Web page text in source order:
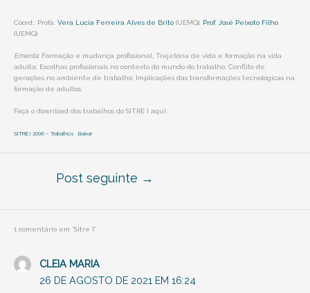
Coord.: Profa. Vera Lúcia Ferreira Alves de Brito (UEMG); Prof. José Peixoto Filho
(UEMG)
Ementa: Formação e mudança profissional; Trajetória de vida e formação na vida
adulta; Escolhas profissionais no contexto do mundo do trabalho; Conflito de
gerações no ambiente de trabalho; Implicações das transformações tecnológicas na
formação de adultos.
Faça o download dos trabalhos do SITRE I aqui:
SITRE I 2006 – Trabalhos Baixar
Post seguinte →
1 comentário em “Sitre I”
CLEIA MARIA
26 DE AGOSTO DE 2021 EM 16:24